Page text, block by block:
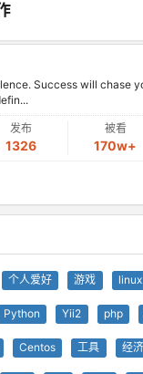
Success will chase
发布
1326
被看
170w+
个人爱好 游戏 linux
Python Yii2 php
Centos 工具 经济